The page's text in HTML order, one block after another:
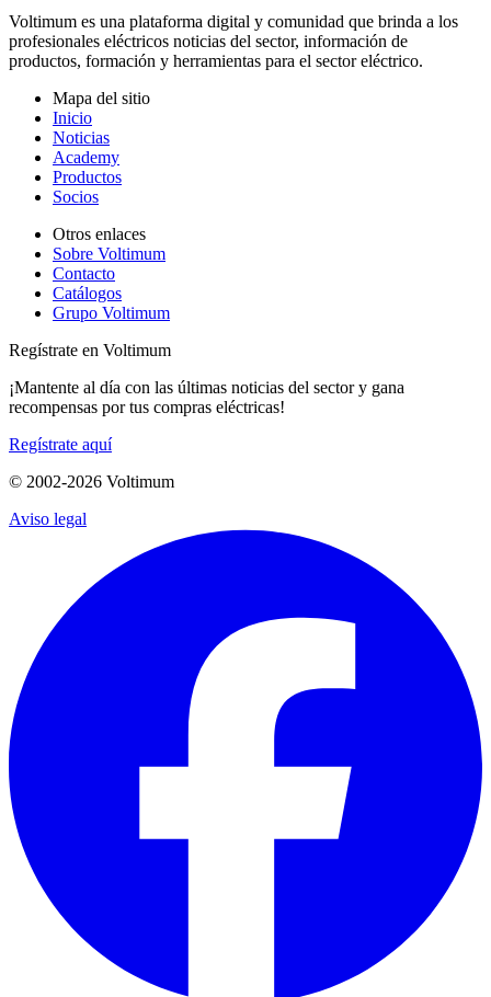
Voltimum es una plataforma digital y comunidad que brinda a los
profesionales eléctricos noticias del sector, información de
productos, formación y herramientas para el sector eléctrico.
Mapa del sitio
Inicio
Noticias
Academy
Productos
Socios
Otros enlaces
Sobre Voltimum
Contacto
Catálogos
Grupo Voltimum
Regístrate en Voltimum
¡Mantente al día con las últimas noticias del sector y gana
recompensas por tus compras eléctricas!
Regístrate aquí
© 2002-2026 Voltimum
Aviso legal